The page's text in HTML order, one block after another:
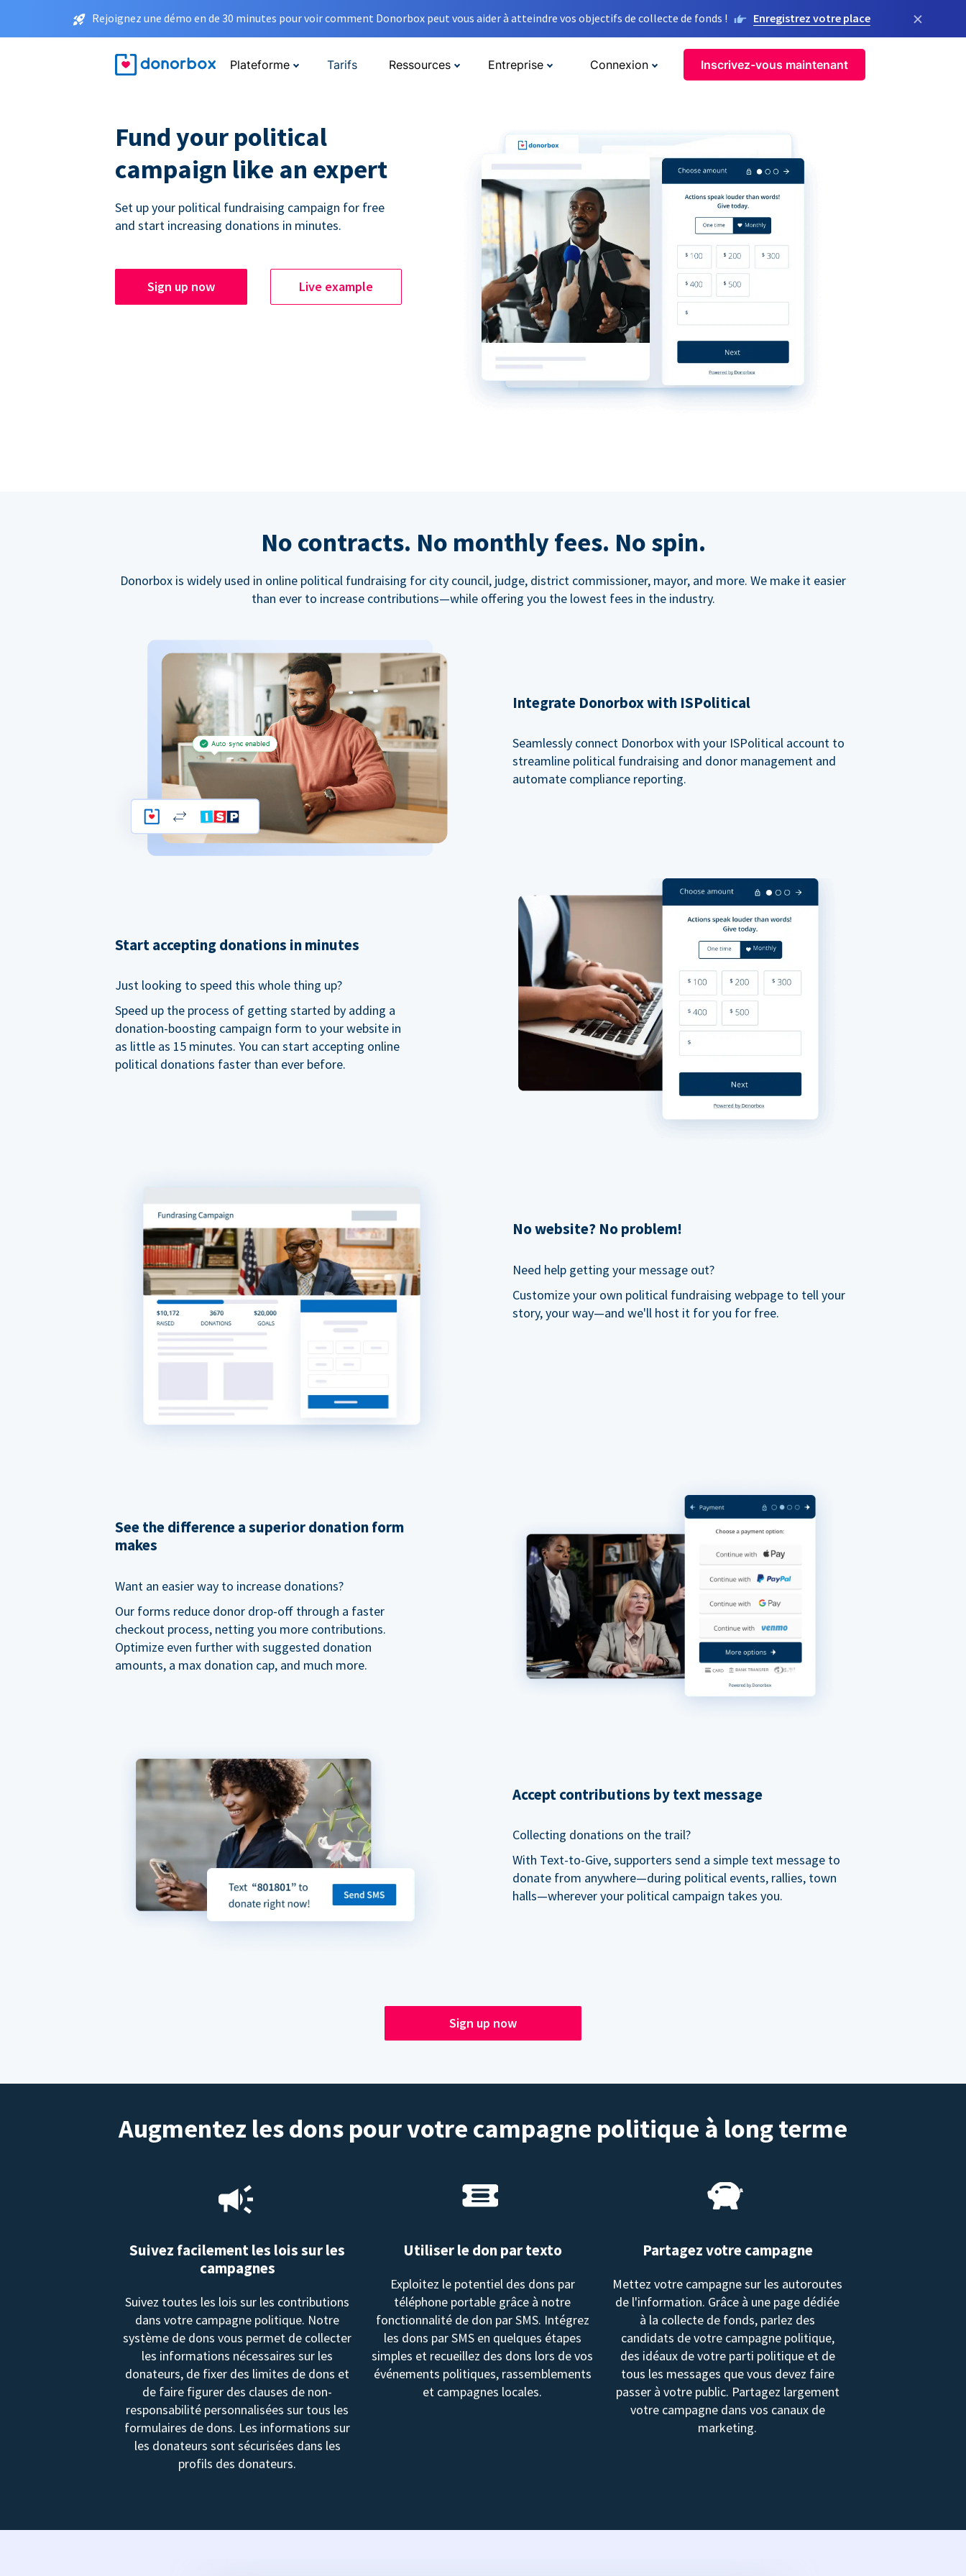
Rejoignez une démo en de 30 minutes pour voir comment Donorbox peut vous aider à atteindre vos objectifs de collecte de fonds ! Enregistrez votre place ×
Plateforme Tarifs Ressources Entreprise Connexion Inscrivez-vous maintenant
Fund your political
campaign like an expert
Set up your political fundraising campaign for free
and start increasing donations in minutes.
Sign up now Live example
No contracts. No monthly fees. No spin.
Donorbox is widely used in online political fundraising for city council, judge, district commissioner, mayor, and more. We make it easier
than ever to increase contributions—while offering you the lowest fees in the industry.
Integrate Donorbox with ISPolitical
Seamlessly connect Donorbox with your ISPolitical account to
streamline political fundraising and donor management and
automate compliance reporting.
Start accepting donations in minutes
Just looking to speed this whole thing up?
Speed up the process of getting started by adding a
donation-boosting campaign form to your website in
as little as 15 minutes. You can start accepting online
political donations faster than ever before.
No website? No problem!
Need help getting your message out?
Customize your own political fundraising webpage to tell your
story, your way—and we'll host it for you for free.
See the difference a superior donation form
makes
Want an easier way to increase donations?
Our forms reduce donor drop-off through a faster
checkout process, netting you more contributions.
Optimize even further with suggested donation
amounts, a max donation cap, and much more.
Accept contributions by text message
Collecting donations on the trail?
With Text-to-Give, supporters send a simple text message to
donate from anywhere—during political events, rallies, town
halls—wherever your political campaign takes you.
Sign up now
Augmentez les dons pour votre campagne politique à long terme
Suivez facilement les lois sur les
campagnes
Suivez toutes les lois sur les contributions
dans votre campagne politique. Notre
système de dons vous permet de collecter
les informations nécessaires sur les
donateurs, de fixer des limites de dons et
de faire figurer des clauses de non-
responsabilité personnalisées sur tous les
formulaires de dons. Les informations sur
les donateurs sont sécurisées dans les
profils des donateurs.
Utiliser le don par texto
Exploitez le potentiel des dons par
téléphone portable grâce à notre
fonctionnalité de don par SMS. Intégrez
les dons par SMS en quelques étapes
simples et recueillez des dons lors de vos
événements politiques, rassemblements
et campagnes locales.
Partagez votre campagne
Mettez votre campagne sur les autoroutes
de l'information. Grâce à une page dédiée
à la collecte de fonds, parlez des
candidats de votre campagne politique,
des idéaux de votre parti politique et de
tous les messages que vous devez faire
passer à votre public. Partagez largement
votre campagne dans vos canaux de
marketing.